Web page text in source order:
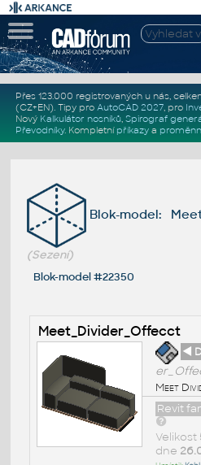
Přes 123.000 registrovaných u nás,
(CZ+EN). Tipy pro AutoCAD 2027, pro
Nový Kalkulátor nosníků, Spirograf
Převodníky. Kompletní příkazya
Blok-model:
(Sezení)
Blok-model #22350
Meet_Divider_Offecct
◄
Meet
Revit
Velikost
dne